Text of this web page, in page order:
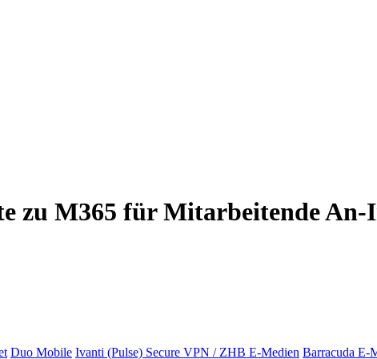
zu M365 für Mitarbeitende
Duo Mobile Ivanti (Pulse) Secure VPN / ZHB E-Medien Barracuda E-